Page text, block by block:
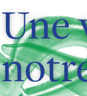
Une